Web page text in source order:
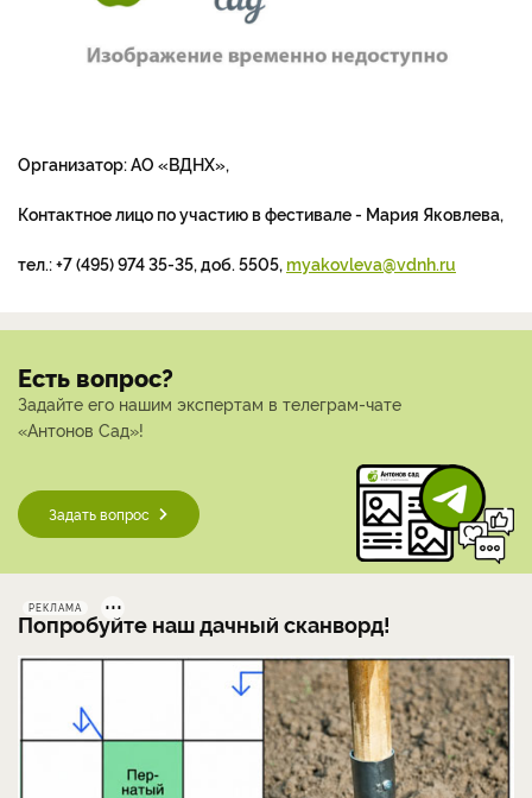
Организатор: АО «ВДНХ»,
Контактное лицо по участию в фестивале - Мария Яковлева,
тел.: +7 (495) 974 35-35, доб. 5505, myakovleva@vdnh.ru
Есть вопрос?
Задайте его нашим экспертам в телеграм-чате
«Антонов Сад»!
Задать вопрос
РЕКЛАМА
Попробуйте наш дачный сканворд!